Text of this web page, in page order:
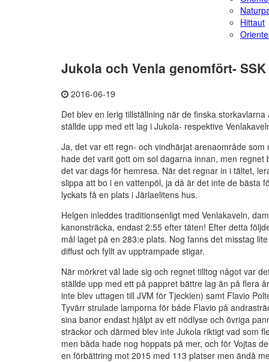
Hittaut
Jukola och Venla genomfört-
2016-06-19
Det blev en lerig tillställning när de finska
ställde upp med ett lag i Jukola- respektive
Ja, det var ett regn- och vindhärjat arenaområde
hade det varit gott om sol dagarna innan, men
det var dags för hemresa. När det regnar in i tältet,
slippa att bo i en vattenpöl, ja då är det inte de bästa
lyckats få en plats i Järlaelitens hus.
Helgen inleddes traditionsenligt med Venlakaveln,
kanonsträcka, endast 2:55 efter täten! Efter detta
mål laget på en 283:e plats. Nog fanns det misstag
diffust och fyllt av upptrampade stigar.
När mörkret väl lade sig och regnet tilltog något var
ställde upp med ett på pappret bättre lag än på flera
inte blev uttagen till JVM för Tjeckien) samt Flavio
Tyvärr strulade lamporna för både Flavio på
sina banor endast hjälpt av ett nödlyse och övriga
sträckor och därmed blev inte Jukola riktigt vad som
men båda hade nog hoppats på mer, och för Vojtas
en förbättring mot 2015 med 113 platser men ändå